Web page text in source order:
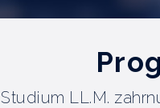
Studium LL.M.